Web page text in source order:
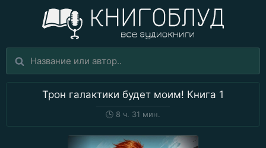
Трон галактики будет моим! Книга 1
🕒 8 ч. 31 мин.